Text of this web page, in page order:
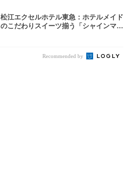
松江エクセルホテル東急：ホテルメイド
のこだわりスイーツ揃う「シャインマス
Recommended by